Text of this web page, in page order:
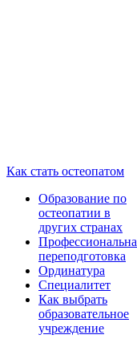
Как стать остеопатом
Образование по
остеопатии в
других странах
переподготовка
Ординатура
Специалитет
Как выбрать
образовательное
учреждение